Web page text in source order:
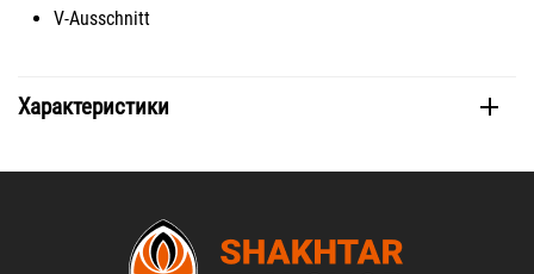
V-Ausschnitt
Характеристики